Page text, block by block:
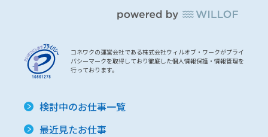
コネワクの運営会社である株式会社ウィルオブ・ワークがプライ
バシーマークを取得しており徹底した個人情報保護・情報管理を
行っております。
検討中のお仕事一覧
最近見たお仕事